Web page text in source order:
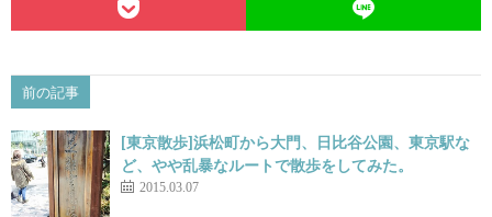
前の記事
[東京散歩]浜松町から大門、日比谷公園、東京駅な
ど、やや乱暴なルートで散歩をしてみた。
2015.03.07